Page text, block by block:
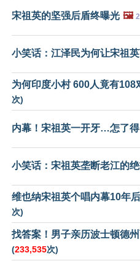
宋祖英的坚强后盾终曝光 🖼️
小笑话：江泽民为何让宋祖
为何印度小村 600人竟有108
次)
内幕！宋祖英一开牙…怎了得
小笑话：宋祖英垄断老江的
维也纳宋祖英个唱内幕10年
次)
找答案！男子亲历波士顿德
(233,535次)